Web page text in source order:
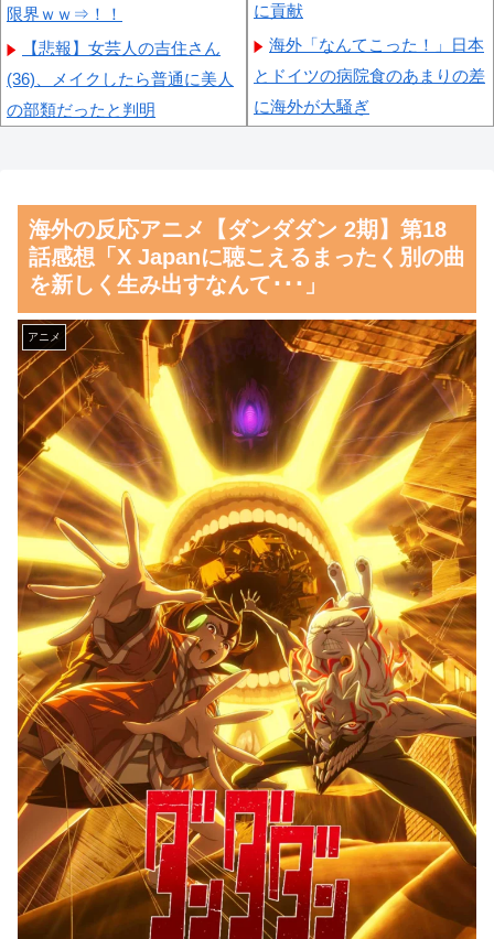
限界ｗｗ⇒！！
【悲報】女芸人の吉住さん
(36)、メイクしたら普通に美人
の部類だったと判明
か？
【朗報】齋藤飛鳥、前屈みで
完全に見えてる動画が拡散され
てしまう…
磁気嵐、地球由来のイオンが
主導…JAXAの衛星「あらせ」
が観測！
舌を絡ませて、唾液交換して
── ちゅっちゅしながらの濃厚
エッ画像♪
海外「日本よ、お前がナンバ
ーワンだ」 熊本地震直後の日
本の対応のスピードに世界が衝
撃
【画像】顔100点、体30点の
女ｗｗｗ
Powered by livedoor 相互RSS
に貢献
海外「なんてこった！」日本
とドイツの病院食のあまりの差
に海外が大騒ぎ
た…」
海外「日本の甲子園で飛び出
した高校生とは思えないハイレ
ベルなプレーがこちら」 海外
の反応
韓国人「韓国人が日本のラー
メンについて勘違いしているこ
とがこちら…」→「え
っ？？？？？？？？？？」＝韓
国の反応
韓国人「織田信長の安土城の
復元図と建築技術の高さに韓国
人が衝撃！」→「当時の技術力
に言葉を失う‥」
韓国人「日本の某全国チェー
ン店の商品写真が話題になって
いる理由がこちら…」→「羨ま
しい…（ﾌﾞﾙﾌﾞﾙ」＝韓国の反
応
韓国人「手術中に震度6強の
地震、その時の日本の医療スタ
ッフたちの姿をご覧ください」
→「マジで鳥肌立った」「こう
いう姿は韓国も見習わないと」
海外の反応アニメ【ダンダダン 2期】第18
話感想「X Japanに聴こえるまったく別の曲
を新しく生み出すなんて･･･」
アニメ